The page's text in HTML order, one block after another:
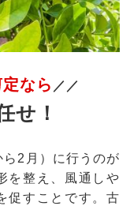
なら ／／
せ！
2月）に行うのが
を整え、風通しや
促すことです。古